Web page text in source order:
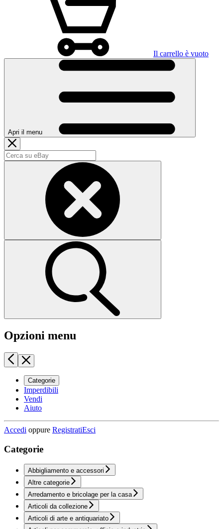
Il carrello è vuoto
Apri il menu
Opzioni menu
Categorie
Imperdibili
Vendi
Aiuto
Accedi oppure RegistratiEsci
Categorie
Abbigliamento e accessori
Altre categorie
Arredamento e bricolage per la casa
Articoli da collezione
Articoli di arte e antiquariato